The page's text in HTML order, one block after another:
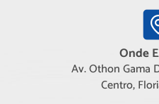
Onde
Av. Othon Gama
Centro,